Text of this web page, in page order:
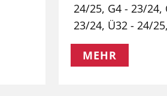
24/25, G4 - 23/24,
23/24, Ü32 - 24/25,
MEHR